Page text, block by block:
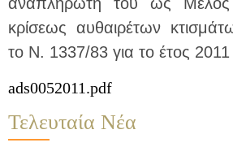
κρίσεως αυθαιρέτων
το Ν. 1337/83 για το έτος 2011
ads0052011.pdf
Τελευταία Νέα